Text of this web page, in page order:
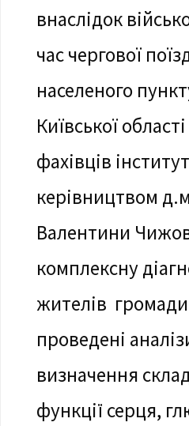
внаслідок
час чергової
населеного
Київської
фахівців
керівництвом
Валентини
комплексну
жителів
проведені
визначення
функції серця,